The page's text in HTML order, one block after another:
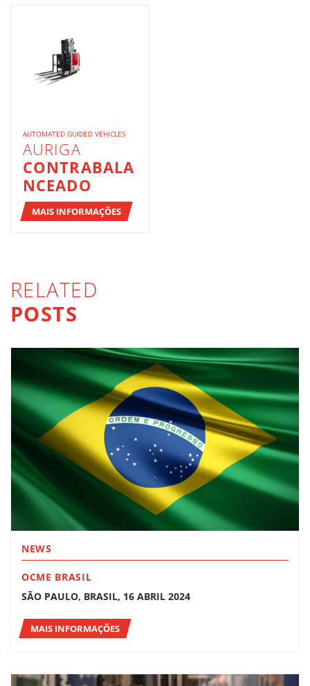
AUTOMATED GUIDED VEHICLES
AURIGA
CONTRABALA
NCEADO
MAIS INFORMAÇÕES
RELATED
POSTS
NEWS
OCME BRASIL
SÃO PAULO, BRASIL, 16 ABRIL 2024
MAIS INFORMAÇÕES